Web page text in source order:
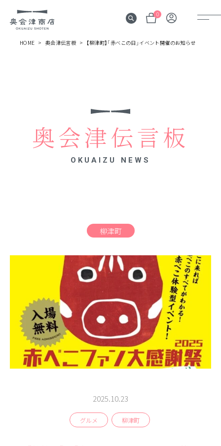
0
見所
よむ
検索
相談窓口
アクセス
お問い合わせ
HOME 奥会津伝言板 【柳津町】「赤べこの日」イベント開催のお知らせ
奥会津伝言板
OKUAIZU NEWS
柳津町
2025.10.23
グルメ 柳津町